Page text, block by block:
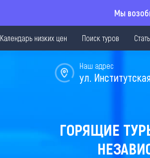
Мы
Календарь низких цен Поиск туров
Наш адрес
ул.
ГОРЯЩИЕ